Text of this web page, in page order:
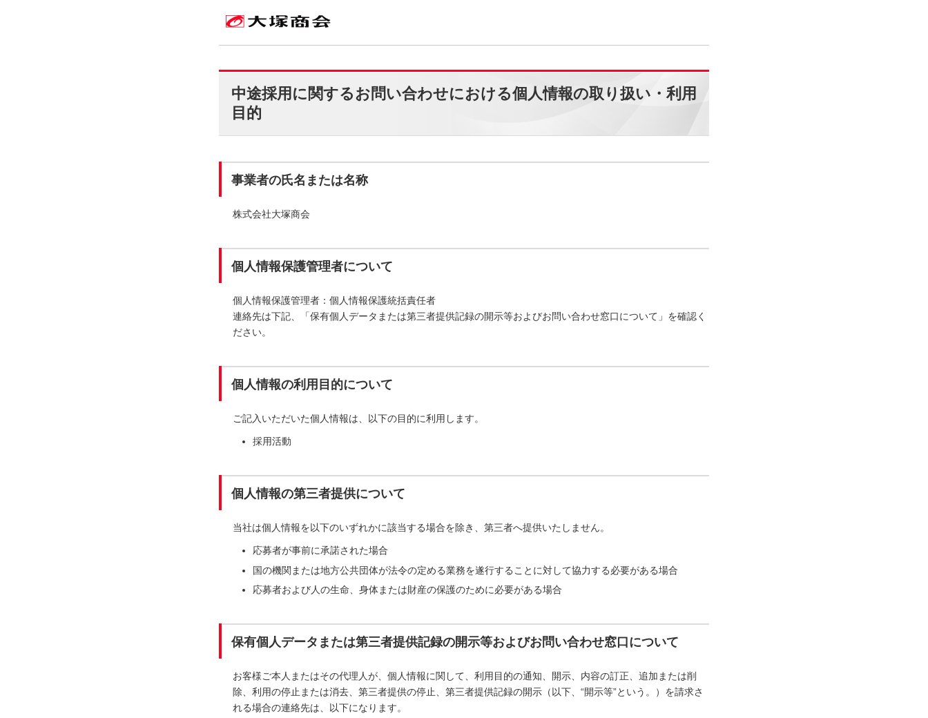
中途採用に関するお問い合わせにおける個人情報の取り扱い・利用
目的
事業者の氏名または名称
株式会社大塚商会
個人情報保護管理者について
個人情報保護管理者：個人情報保護統括責任者
連絡先は下記、「保有個人データまたは第三者提供記録の開示等およびお問い合わせ窓口について」を確認く
ださい。
個人情報の利用目的について
ご記入いただいた個人情報は、以下の目的に利用します。
採用活動
個人情報の第三者提供について
当社は個人情報を以下のいずれかに該当する場合を除き、第三者へ提供いたしません。
応募者が事前に承諾された場合
国の機関または地方公共団体が法令の定める業務を遂行することに対して協力する必要がある場合
応募者および人の生命、身体または財産の保護のために必要がある場合
保有個人データまたは第三者提供記録の開示等およびお問い合わせ窓口について
お客様ご本人またはその代理人が、個人情報に関して、利用目的の通知、開示、内容の訂正、追加または削
除、利用の停止または消去、第三者提供の停止、第三者提供記録の開示（以下、“開示等”という。）を請求さ
れる場合の連絡先は、以下になります。